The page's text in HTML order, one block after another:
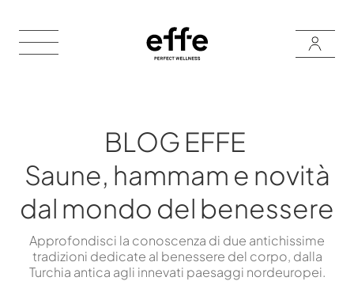
BLOG EFFE
Saune, hammam e novità
dal mondo del benessere
Approfondisci la conoscenza di due antichissime
tradizioni dedicate al benessere del corpo, dalla
Turchia antica agli innevati paesaggi nordeuropei.